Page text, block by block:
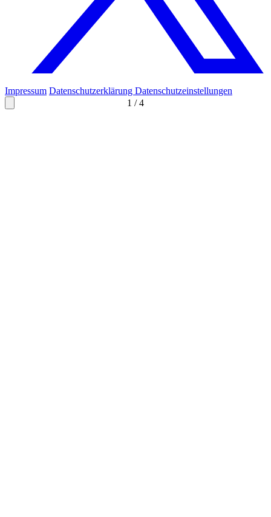
1 /4
Impressum Datenschutzerklärung Datenschutzeinstellungen